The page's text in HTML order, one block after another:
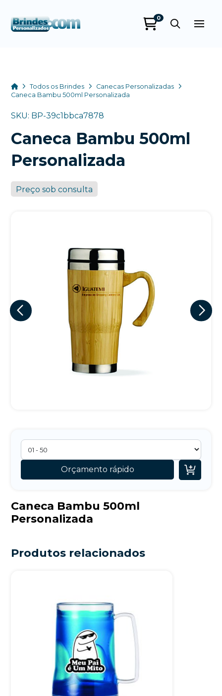
0
HomeTodos os Brindes
Canecas Personalizadas
Caneca Bambu 500ml Personalizada
SKU: BP-39c1bbca7878
Caneca Bambu 500ml
Personalizada
Preço sob consulta
Orçamento rápido 
Caneca Bambu 500ml
Personalizada
Produtos relacionados
+55
Eu concordo em receber comunicações.
A nossa empresa está comprometida a proteger e respeitar
sua privacidade, utilizaremos seus dados apenas para fins
de marketing. Você pode alterar suas preferências a
qualquer momento.
Iniciar conversa